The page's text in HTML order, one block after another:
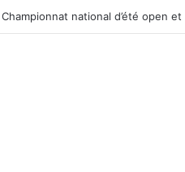
Championnat national d’été open